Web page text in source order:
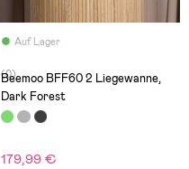
Auf Lager
(0)
Beemoo BFF60 2 Liegewanne,
Dark Forest
179,99 €